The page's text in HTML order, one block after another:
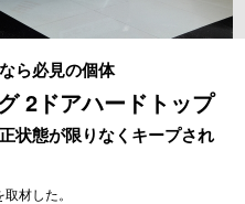
ら必見の個体
2ドアハードトップ
状態が限りなくキープされ
材した。